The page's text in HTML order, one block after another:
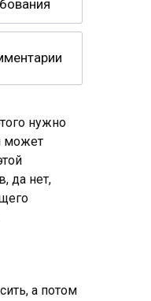
нужно
может
да нет,
а потом